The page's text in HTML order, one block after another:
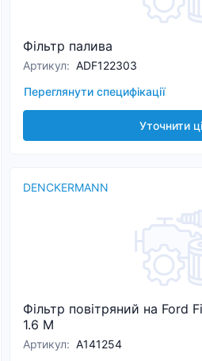
Фільтр палива
Артикул: ADF122303
Переглянути специфікації
Уточнити
DENCKERMANN
Фільтр повітряний на Ford
1.6 M
Артикул: A141254